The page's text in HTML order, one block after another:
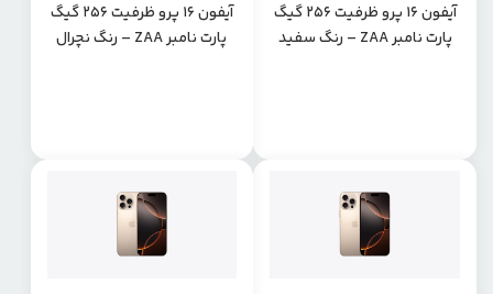
آیفون 16 پرو ظرفیت 256 گیگ
پارت نامبر ZAA – رنگ سفید
آیفون 16 پرو ظرفیت 256 گیگ
پارت نامبر ZAA – رنگ نچرال